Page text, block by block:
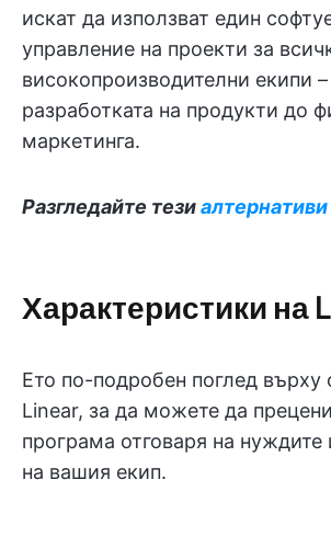
искат да използват един
управление на проекти за
високопроизводителни екипи –
разработката на продукти до
маркетинга.
Разгледайте тези
Характеристики на
Ето по-подробен поглед върху
Linear, за да можете да
програма отговаря на нуждите
на вашия екип.